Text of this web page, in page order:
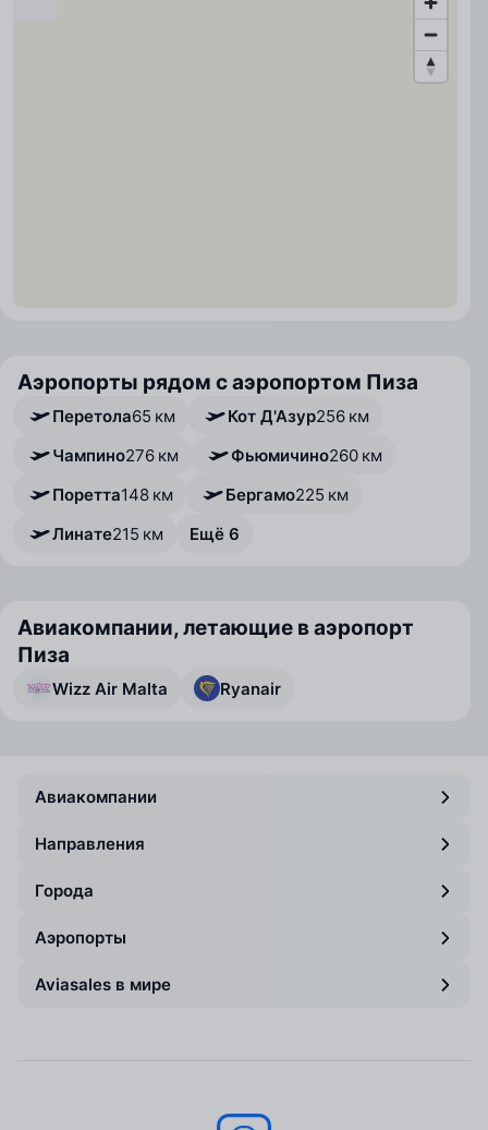
Аэропорты рядом с аэропортом Пиза
Перетола65 км Кот Д'Азур256 км
Чампино276 км Фьюмичино260 км
Поретта148 км Бергамо225 км
Линате215 км Ещё 6
Авиакомпании, летающие в аэропорт
Пиза
Wizz Air Malta Ryanair
Авиакомпании
Направления
Города
Аэропорты
Aviasales в мире